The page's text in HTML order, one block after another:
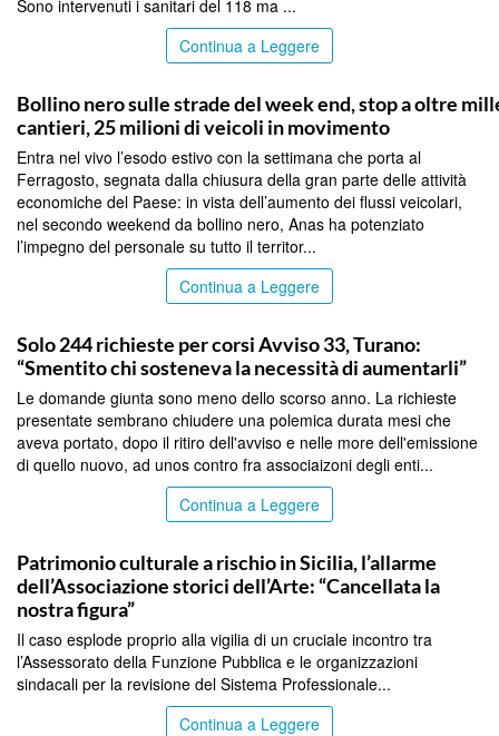
Sono intervenuti i sanitari del 118 ma ...
Continua a Leggere
Bollino nero sulle strade del week end, stop a oltre
cantieri, 25 milioni di veicoli in movimento
Entra nel vivo l’esodo estivo con la settimana che porta al
Ferragosto, segnata dalla chiusura della gran parte delle attività
economiche del Paese: in vista dell’aumento dei flussi veicolari,
nel secondo weekend da bollino nero, Anas ha potenziato
l’impegno del personale su tutto il territor...
Continua a Leggere
Solo 244 richieste per corsi Avviso 33, Turano:
“Smentito chi sosteneva la necessità di aumentarli”
Le domande giunta sono meno dello scorso anno. La richieste
presentate sembrano chiudere una polemica durata mesi che
aveva portato, dopo il ritiro dell'avviso e nelle more dell'emissione
di quello nuovo, ad unos contro fra associaizoni degli enti...
Continua a Leggere
Patrimonio culturale a rischio in Sicilia, l’allarme
dell’Associazione storici dell’Arte: “Cancellata la
nostra figura”
Il caso esplode proprio alla vigilia di un cruciale incontro tra
l’Assessorato della Funzione Pubblica e le organizzazioni
sindacali per la revisione del Sistema Professionale...
Continua a Leggere